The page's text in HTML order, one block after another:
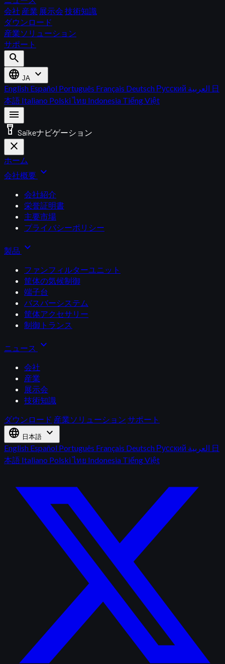
会社 産業 展示会 技術知識
ダウンロード
産業ソリューション
サポート
search
language JA expand_more
English Español Português Français Deutsch Русский
日
本語 Italiano Polskiไทย Indonesia Tiếng Việt
menu
flashlight_on Saikeナビゲーション
close
ホーム
会社概要 expand_more
会社紹介
栄誉証明書
主要市場
プライバシーポリシー
製品 expand_more
ファンフィルターユニット
筐体の気候制御
端子台
バスバーシステム
筐体アクセサリー
制御トランス
ニュース expand_more
会社
産業
展示会
技術知識
ダウンロード 産業ソリューション サポート
language 日本語 expand_more
English Español Português Français Deutsch Русский
日
本語 Italiano Polskiไทย Indonesia Tiếng Việt